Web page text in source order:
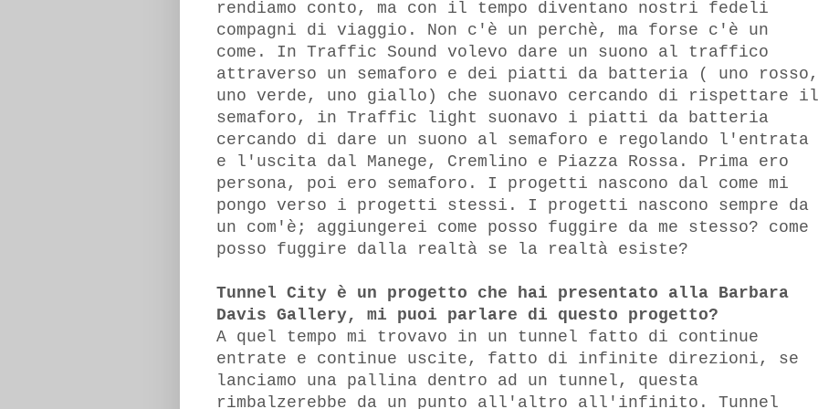
rendiamo conto, ma con il tempo diventano nostri fedeli
compagni di viaggio. Non c'è un perchè, ma forse c'è un
come. In Traffic Sound volevo dare un suono al traffico
attraverso un semaforo e dei piatti da batteria ( uno rosso,
uno verde, uno giallo) che suonavo cercando di rispettare il
semaforo, in Traffic light suonavo i piatti da batteria
cercando di dare un suono al semaforo e regolando l'entrata
e l'uscita dal Manege, Cremlino e Piazza Rossa. Prima ero
persona, poi ero semaforo. I progetti nascono dal come mi
pongo verso i progetti stessi. I progetti nascono sempre da
un com'è; aggiungerei come posso fuggire da me stesso? come
posso fuggire dalla realtà se la realtà esiste?
Tunnel City è un progetto che hai presentato alla Barbara
Davis Gallery, mi puoi parlare di questo progetto?
A quel tempo mi trovavo in un tunnel fatto di continue
entrate e continue uscite, fatto di infinite direzioni, se
lanciamo una pallina dentro ad un tunnel, questa
rimbalzerebbe da un punto all'altro all'infinito. Tunnel